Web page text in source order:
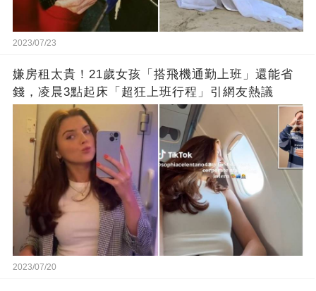
2023/07/23
嫌房租太貴！21歲女孩「搭飛機通勤上班」還能省
錢，凌晨3點起床「超狂上班行程」引網友熱議
2023/07/20